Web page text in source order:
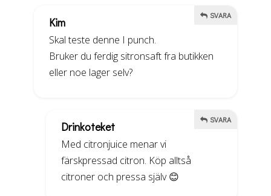
Kim SVARA
Skal teste denne I punch.
Bruker du ferdig sitronsaft fra butikken
eller noe lager selv?
Drinkoteket SVARA
Med citronjuice menar vi
färskpressad citron. Köp alltså
citroner och pressa själv 😊